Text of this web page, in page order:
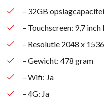
– 32GB
– Touchscreen: 9,7
– Resolutie 2048 x 1536
– Gewicht: 478 gram
– Wifi: Ja
– 4G: Ja